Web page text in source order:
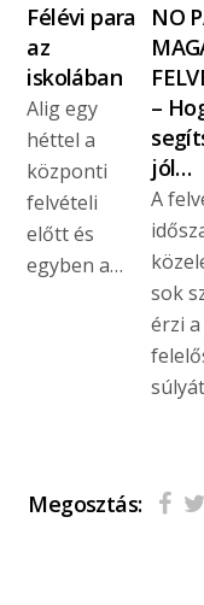
Félévi para
az
iskolában
Alig egy
héttel a
központi
felvételi
előtt és
egyben a…
NO
–
jól…
A
sok
érzi a
Megosztás: